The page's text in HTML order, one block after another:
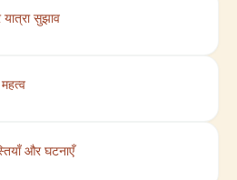
सुझाव
और घटनाएँ